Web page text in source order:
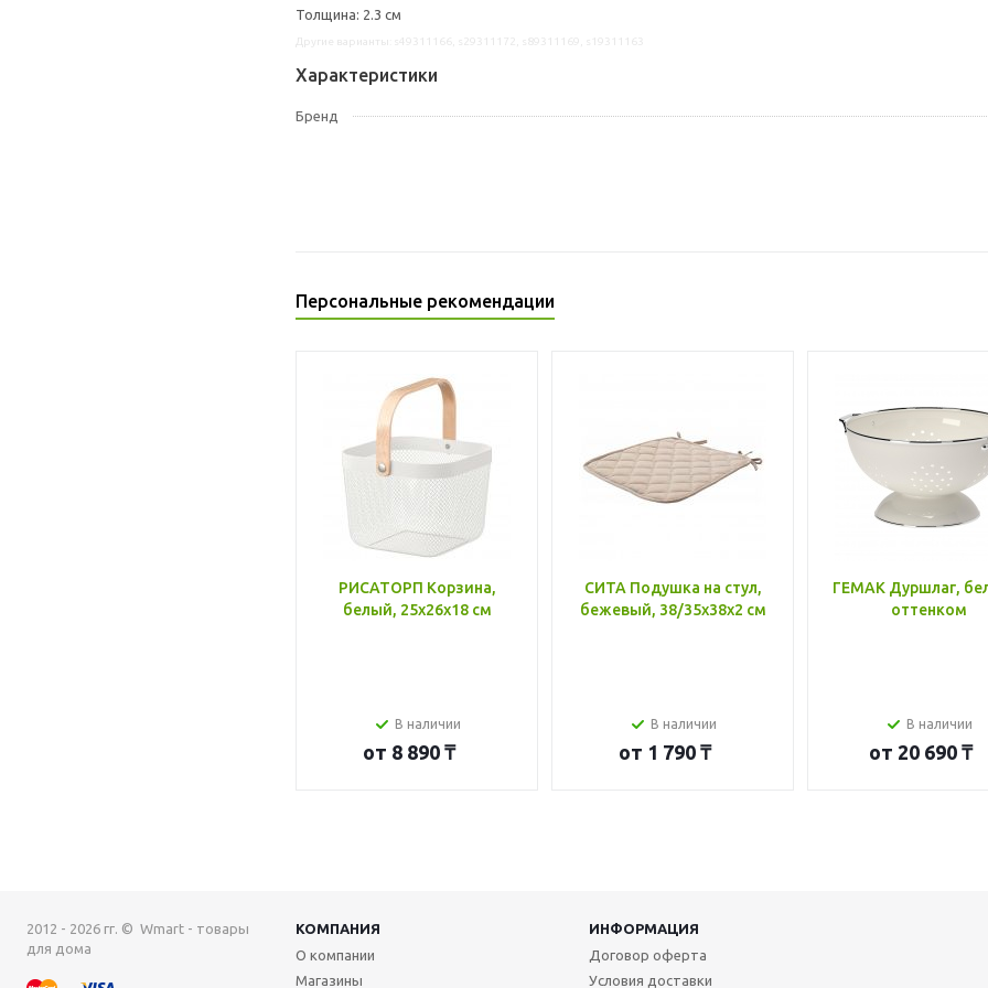
Толщина: 2.3 см
Характеристики
Бренд
Персональные рекомендации
РИСАТОРП Корзина,
белый, 25x26x18 см
В наличии
от 8 890 ₸
СИТА Подушка на стул,
бежевый, 38/35x38x2 см
В наличии
от 1 790 ₸
ГЕМАК Дуршлаг,
оттенком
В наличии
от 20 690 ₸
2012 - 2026 гг. © Wmart - товары
для дома
КОМПАНИЯ
ИНФОРМАЦИЯ
О компании
Магазины
Договор оферта
Условия доставки